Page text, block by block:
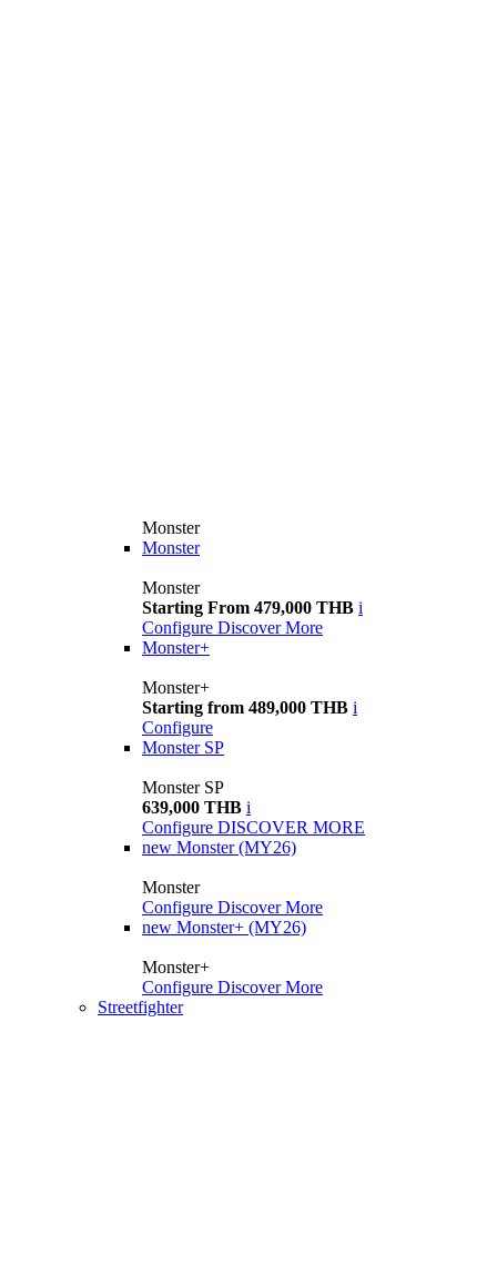
Monster
Monster
Monster
Starting From 479,000 THB i
Configure Discover More
Monster+
Monster+
Starting from 489,000 THB i
Configure
Monster SP
Monster SP
639,000 THB i
Configure DISCOVER MORE
new Monster (MY26)
Monster
Configure Discover More
new Monster+ (MY26)
Monster+
Configure Discover More
Streetfighter